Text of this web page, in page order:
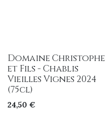
Domaine Christophe
et Fils - Chablis
Vieilles Vignes 2024
(75cl)
24,50 €